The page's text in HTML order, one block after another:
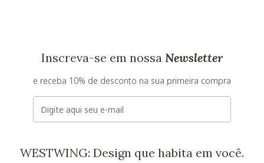
Inscreva-se em nossa Newsletter
e receba 10% de desconto na sua primeira compra
E-mail
WESTWING: Design que habita em você.